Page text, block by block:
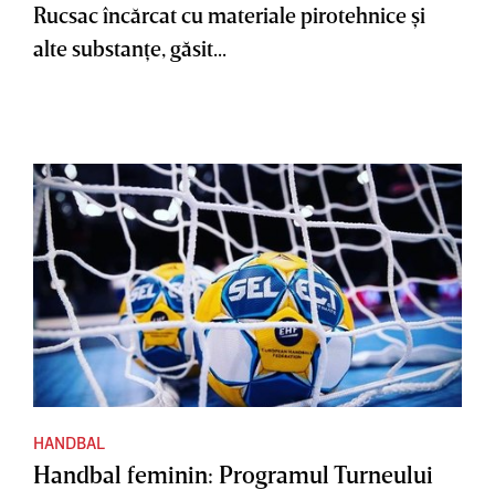
Rucsac încărcat cu materiale pirotehnice şi
alte substanţe, găsit...
HANDBAL
Handbal feminin: Programul Turneului